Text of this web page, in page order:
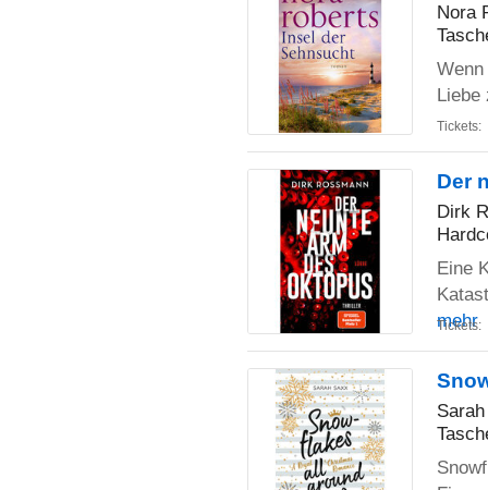
Nora
Tickets:
Der
Dirk
Eine
mehr
Tickets: